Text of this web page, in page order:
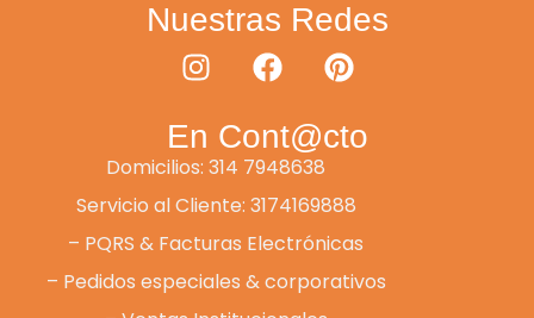
Nuestras Redes
En Cont@cto
Domicilios: 314 7948638
Servicio al Cliente: 3174169888
– PQRS & Facturas Electrónicas
– Pedidos especiales & corporativos